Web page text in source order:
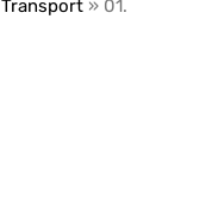
Transport » 01.